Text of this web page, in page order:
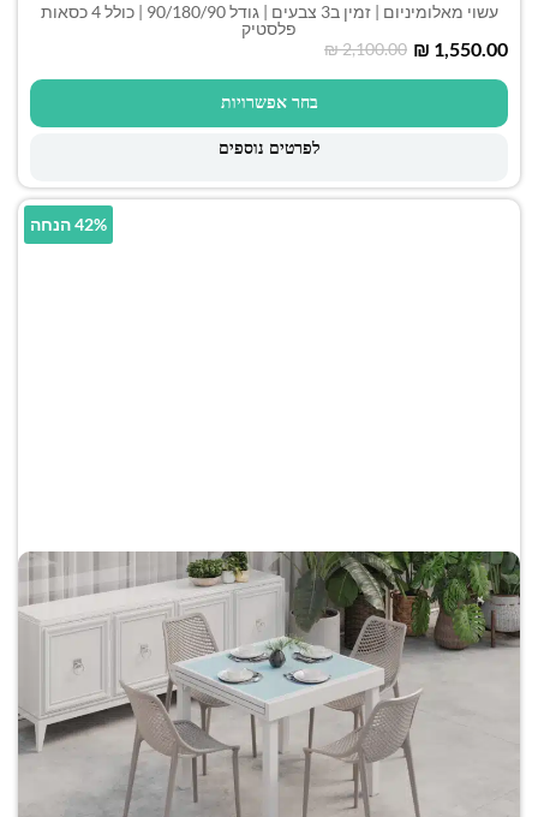
עשוי מאלומיניום | זמין ב3 צבעים | גודל 90/180/90 | כולל 4 כסאות
פלסטיק
₪2,100.00 ₪ 1,550.00
בחר אפשרויות
לפרטים נוספים
42% הנחה